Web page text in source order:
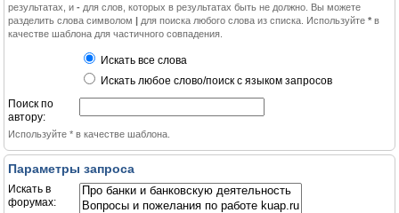
результатах, и - для слов, которых в результатах быть не должно. Вы можете
разделить слова символом | для поиска любого слова из списка. Используйте * в
качестве шаблона для частичного совпадения.
Искать все слова
Искать любое слово/поиск с языком запросов
Поиск по
автору:
Используйте * в качестве шаблона.
Параметры запроса
Искать в
форумах: